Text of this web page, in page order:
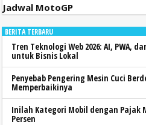
Jadwal MotoGP
BERITA TERBARU
Tren Teknologi Web 2026: AI, PWA,
untuk Bisnis Lokal
Penyebab Pengering Mesin Cuci
Memperbaikinya
Inilah Kategori Mobil dengan Pajak
Persen